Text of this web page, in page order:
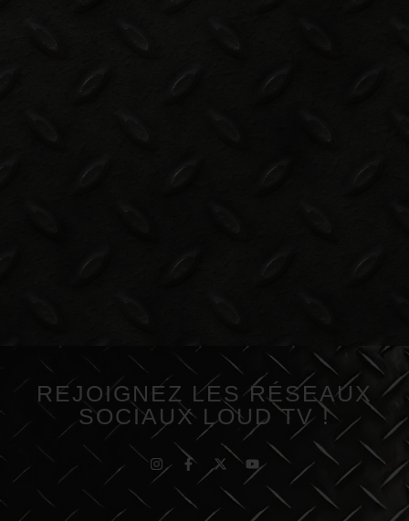
REJOIGNEZ LES RÉSEAUX
SOCIAUX LOUD TV !